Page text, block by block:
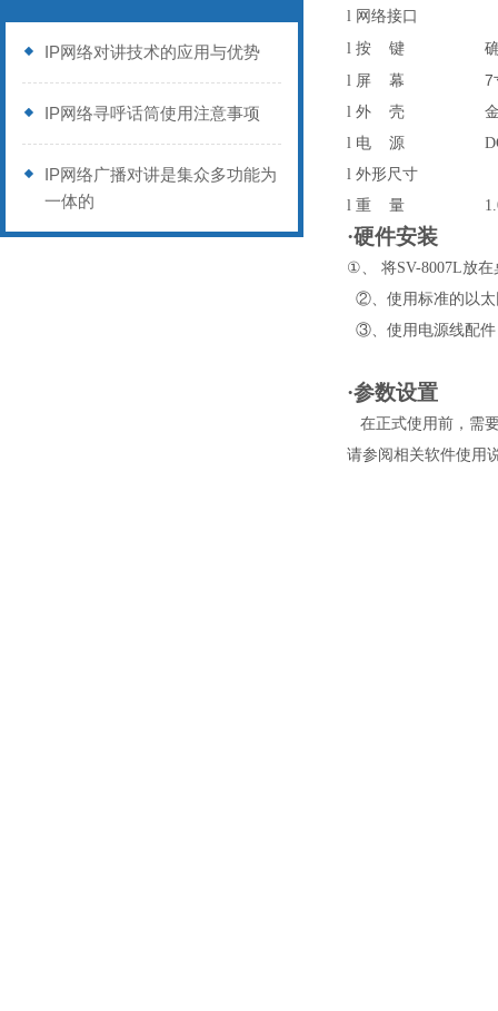
IP网络对讲技术的应用与优势
IP网络寻呼话筒使用注意事项
IP网络广播对讲是集众多功能为
一体的
l 网络接口
l 按 键
l 屏 幕 7
l 外 壳
l 电 源
l 外形尺寸
l 重 量
·硬件安装
①、 将SV-8007L放在
②、使用标准的以太
③、使用电源线配件
·参数设置
在正式使用前，需
请参阅相关软件使用